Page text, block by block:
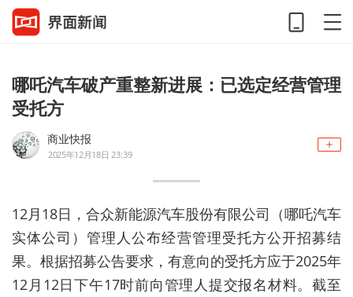
哪吒汽车破产重整新进展：已选定经营管理
受托方
商业快报
2025年12月18日 23:39
12月18日，合众新能源汽车股份有限公司（哪吒汽车
实体公司）管理人公布经营管理受托方公开招募结
果。根据招募公告要求，有意向的受托方应于2025年
12月12日下午17时前向管理人提交报名材料。截至